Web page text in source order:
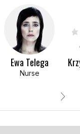
Ewa Telega
Nurse